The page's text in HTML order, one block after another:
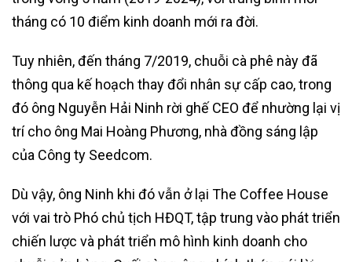
tháng có 10 điểm kinh doanh mới ra đời.
Tuy nhiên, đến tháng 7/2019, chuỗi cà phê này đã
thông qua kế hoạch thay đổi nhân sự cấp cao, trong
đó ông Nguyễn Hải Ninh rời ghế CEO để nhường lại vị
trí cho ông Mai Hoàng Phương, nhà đồng sáng lập
của Công ty Seedcom.
Dù vậy, ông Ninh khi đó vẫn ở lại The Coffee House
với vai trò Phó chủ tịch HĐQT, tập trung vào phát triển
chiến lược và phát triển mô hình kinh doanh cho